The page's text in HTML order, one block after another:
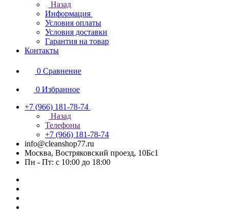
Назад
Информация
Условия оплаты
Условия доставки
Гарантия на товар
Контакты
0 Сравнение
0 Избранное
+7 (966) 181-78-74
Назад
Телефоны
+7 (966) 181-78-74
info@cleanshop77.ru
Москва, Востряковский проезд, 10Бс1
Пн - Пт: с 10:00 до 18:00